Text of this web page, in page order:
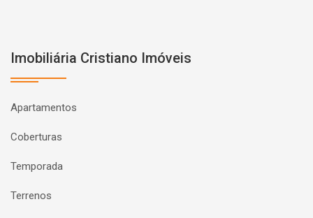
Imobiliária Cristiano Imóveis
Apartamentos
Coberturas
Temporada
Terrenos